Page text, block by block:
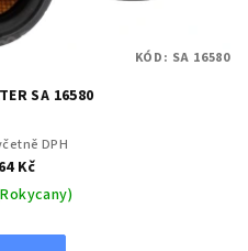
SA 16580
DPH
Kč
KÓD: SA 16580